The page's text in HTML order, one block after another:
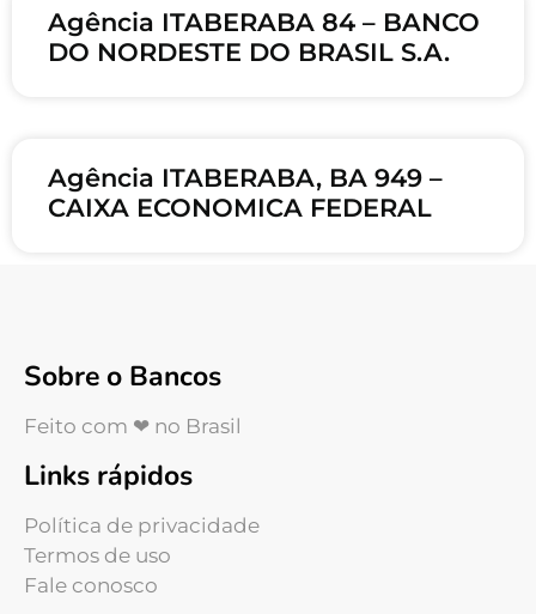
Agência ITABERABA 84 – BANCO
DO NORDESTE DO BRASIL S.A.
Agência ITABERABA, BA 949 –
CAIXA ECONOMICA FEDERAL
Sobre o Bancos
Feito com ❤ no Brasil
Links rápidos
Política de privacidade
Termos de uso
Fale conosco